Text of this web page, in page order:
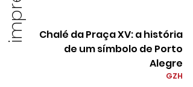
Chalé da Praça XV: a história
de um símbolo de Porto
Alegre
GZH